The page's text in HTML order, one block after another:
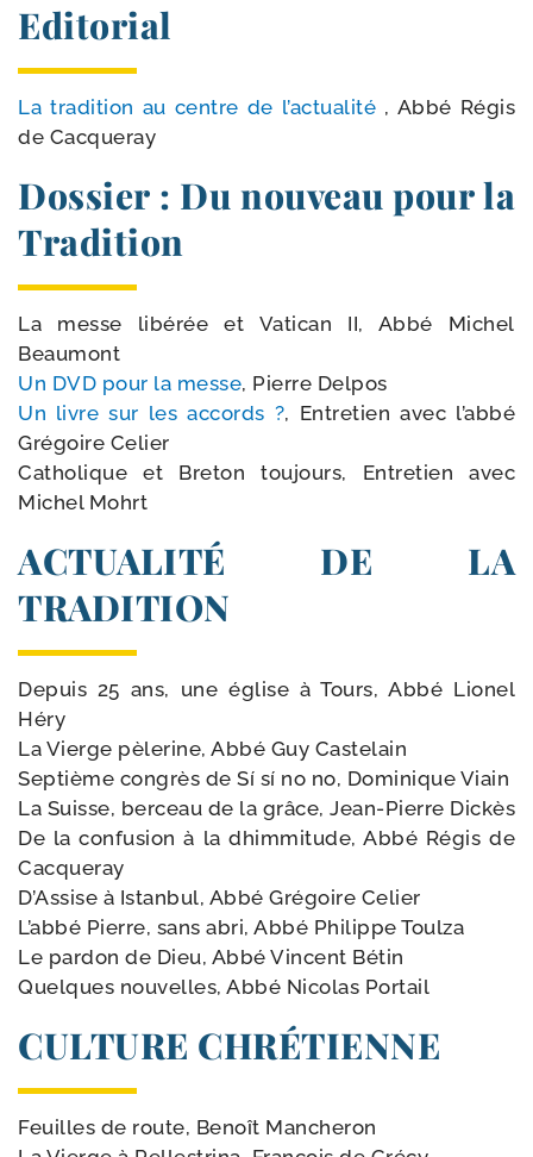
Editorial
La tra­di­tion au centre de l’ac­tua­li­té , Abbé Régis
de Cacqueray
Dossier : Du nouveau pour la
Tradition
La messe libé­rée et Vatican II, Abbé Michel
Beaumont
Un DVD pour la messe, Pierre Delpos
Un livre sur les accords ?, Entretien avec l’ab­bé
Grégoire Celier
Catholique et Breton tou­jours, Entretien avec
Michel Mohrt
ACTUALITÉ DE LA
TRADITION
Depuis 25 ans, une église à Tours, Abbé Lionel
Héry
La Vierge pèle­rine, Abbé Guy Castelain
Septième congrès de Sí sí no no, Dominique Viain
La Suisse, ber­ceau de la grâce, Jean-​Pierre Dickès
De la confu­sion à la dhim­mi­tude, Abbé Régis de
Cacqueray
D’Assise à Istanbul, Abbé Grégoire Celier
L’abbé Pierre, sans abri, Abbé Philippe Toulza
Le par­don de Dieu, Abbé Vincent Bétin
Quelques nou­velles, Abbé Nicolas Portail
CULTURE CHRÉTIENNE
Feuilles de route, Benoît Mancheron